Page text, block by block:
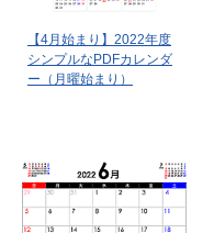
【4月始まり】2022年度
シンプルなPDFカレンダ
ー（月曜始まり）